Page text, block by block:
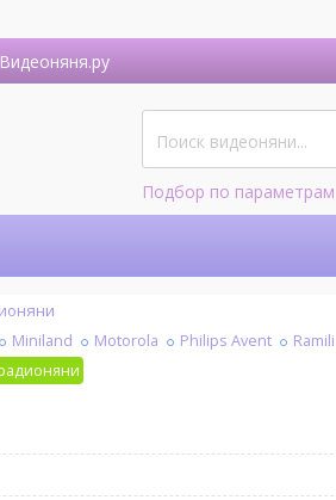
Видеоняня.ру
Подбор по параметрам
Miniland Motorola Philips Avent Ramili